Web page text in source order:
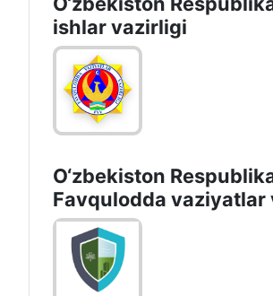
ishlаr vаzirligi
O‘zbеkistоn
Favqulodda vaziyatlar